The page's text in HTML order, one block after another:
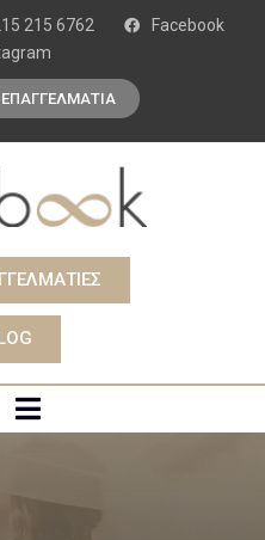
215 6762
Facebook